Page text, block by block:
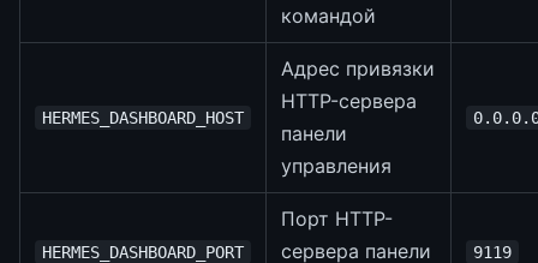
командой
HERMES_DASHBOARD_HOST
Адрес привязки
HTTP-сервера
панели
управления
HERMES_DASHBOARD_PORT
Порт HTTP-
сервера панели
9119